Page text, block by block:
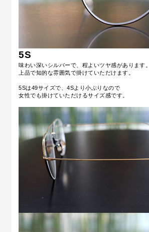
5S
味わい深いシルバーで、程よいツヤ感があります。
上品で知的な雰囲気で掛けていただけます。
5Sは49サイズで、4Sより小ぶりなので
女性でも掛けていただけるサイズ感です。